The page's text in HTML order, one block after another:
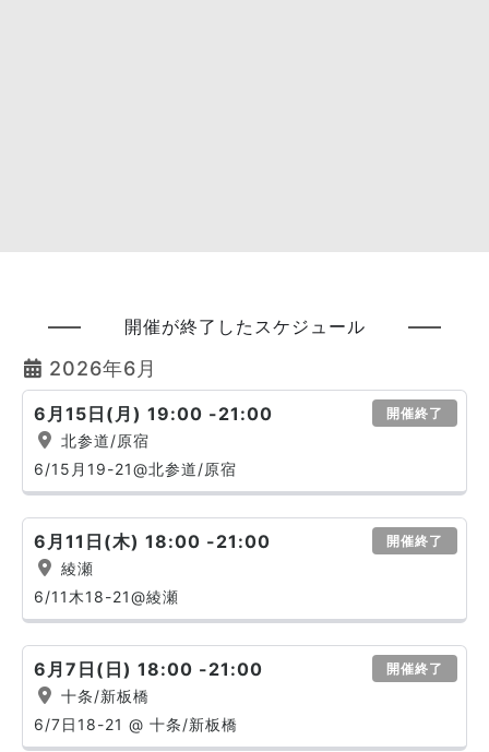
開催が終了したスケジュール
2026年6月
6月15日(月) 19:00 -21:00 開催終了
北参道/原宿
6/15月19-21@北参道/原宿
6月11日(木) 18:00 -21:00 開催終了
綾瀬
6/11木18-21@綾瀬
6月7日(日) 18:00 -21:00 開催終了
十条/新板橋
6/7日18-21 @ 十条/新板橋